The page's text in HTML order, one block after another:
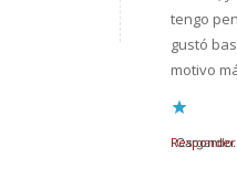
tengo
gustó
motivo
Responder